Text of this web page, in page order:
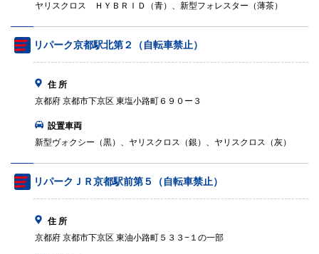
ヤリスクロス ＨＹＢＲＩＤ（青）、新型フォレスター（薄茶）
リパーク京都駅北第２（自転車禁止）
住 所
京都府 京都市下京区 東塩小路町６９０ー３
設置車両
新型ヴォクシー（黒）、ヤリスクロス（銀）、ヤリスクロス（灰）
リパークＪＲ京都駅前第５（自転車禁止）
住 所
京都府 京都市下京区 東油小路町５３３−１の一部